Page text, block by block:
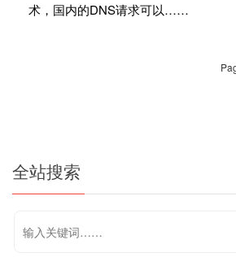
术，国内的DNS请求可以……
全站搜索